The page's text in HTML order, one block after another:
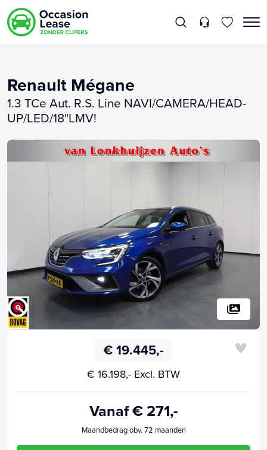
Renault Mégane
1.3 TCe Aut. R.S. Line NAVI/CAMERA/HEAD-
UP/LED/18"LMV!
€ 19.445,-
€ 16.198,- Excl. BTW
Vanaf € 271,-
Maandbedrag obv. 72 maanden